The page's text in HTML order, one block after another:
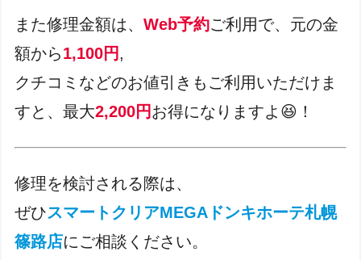
また修理金額は、Web予約ご利用で、元の金
額から1,100円,
クチコミなどのお値引きもご利用いただけま
すと、最大2,200円 お得になりますよ😆！
修理を検討される際は、
ぜひスマートクリアMEGAドンキホーテ札幌
篠路店にご相談ください。